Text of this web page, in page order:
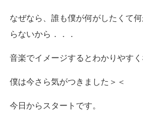
なぜなら、誰も僕が何がしたくて
らないから．．．
音楽でイメージするとわかりやす
僕は今さら気がつきました＞＜
今日からスタートです。